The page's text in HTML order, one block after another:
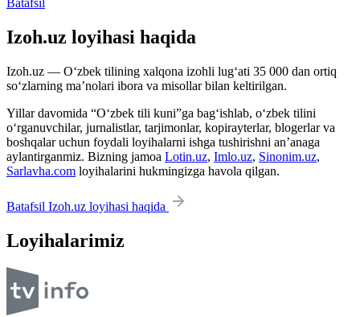
Izoh.uz loyihasi haqida
Izoh.uz — O‘zbek tilining xalqona izohli lug‘ati 35 000 dan ortiq
so‘zlarning ma’nolari ibora va misollar bilan keltirilgan.
Yillar davomida “O‘zbek tili kuni”ga bag‘ishlab, o‘zbek tilini
o‘rganuvchilar, jurnalistlar, tarjimonlar, kopirayterlar, blogerlar va
boshqalar uchun foydali loyihalarni ishga tushirishni an’anaga
aylantirganmiz. Bizning jamoa Lotin.uz, Imlo.uz, Sinonim.uz,
Sarlavha.com loyihalarini hukmingizga havola qilgan.
Batafsil Izoh.uz loyihasi haqida
Loyihalarimiz